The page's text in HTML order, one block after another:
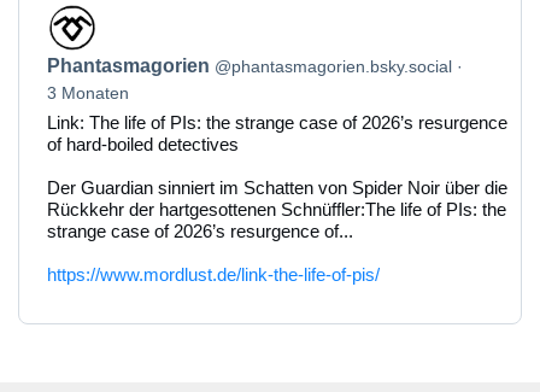
Beitrag
von
Phantasmagorien
auf
Bluesky
ansehen
Phantasmagorien @phantasmagorien.bsky.social
3 Monaten
Link: The life of PIs: the strange case of 2026’s resurgence
of hard-boiled detectives
Der Guardian sinniert im Schatten von Spider Noir über die
Rückkehr der hartgesottenen Schnüffler:The life of PIs: the
strange case of 2026’s resurgence of...
https://www.mordlust.de/link-the-life-of-pis/